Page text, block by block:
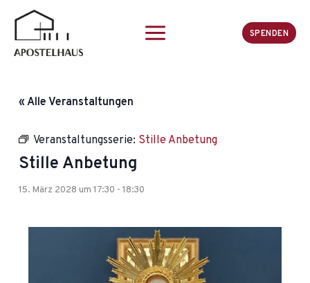
springen
SPENDEN
« Alle Veranstaltungen
Veranstaltungsserie: Stille Anbetung
Stille Anbetung
15. März 2028 um 17:30 -18:30